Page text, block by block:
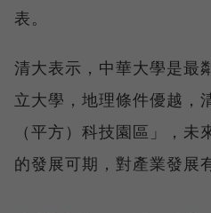
表。
清大表示，中華大學是最
立大學，地理條件優越，
（平方）科技園區」，
的發展可期，對產業發展